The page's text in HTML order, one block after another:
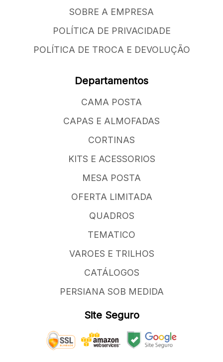
SOBRE A EMPRESA
POLÍTICA DE PRIVACIDADE
POLÍTICA DE TROCA E DEVOLUÇÃO
Departamentos
CAMA POSTA
CAPAS E ALMOFADAS
CORTINAS
KITS E ACESSORIOS
MESA POSTA
OFERTA LIMITADA
QUADROS
TEMATICO
VAROES E TRILHOS
CATÁLOGOS
PERSIANA SOB MEDIDA
Site Seguro